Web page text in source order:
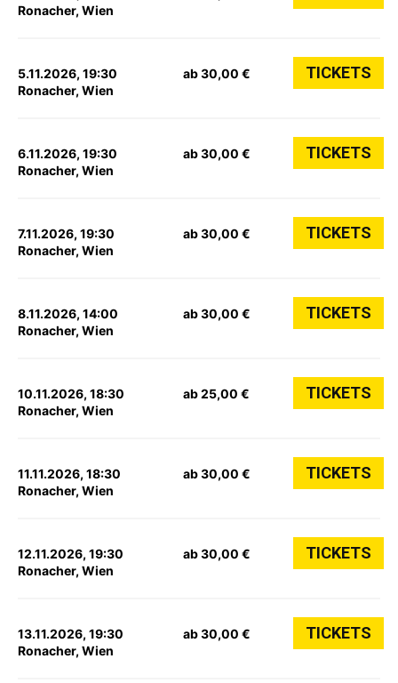
Ronacher, Wien
5.11.2026, 19:30
Ronacher, Wien
ab 30,00 € TICKETS
6.11.2026, 19:30
Ronacher, Wien
ab 30,00 € TICKETS
7.11.2026, 19:30
Ronacher, Wien
ab 30,00 € TICKETS
8.11.2026, 14:00
Ronacher, Wien
ab 30,00 € TICKETS
10.11.2026, 18:30
Ronacher, Wien
ab 25,00 € TICKETS
11.11.2026, 18:30
Ronacher, Wien
ab 30,00 € TICKETS
12.11.2026, 19:30
Ronacher, Wien
ab 30,00 € TICKETS
13.11.2026, 19:30
Ronacher, Wien
ab 30,00 € TICKETS